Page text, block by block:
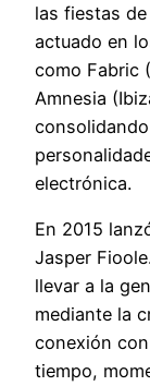
las fiestas
actuado en
como Fabric
Amnesia
electrónica.
En 2015
Jasper
llevar a la
mediante la
conexión
tiempo,